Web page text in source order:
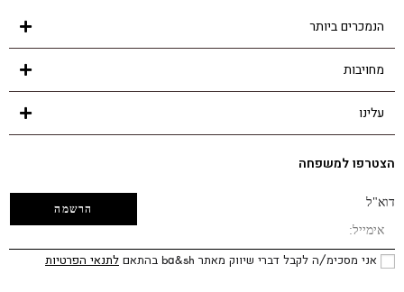
הנמכרים ביותר
מחויבות
עלינו
הצטרפו למשפחה
דוא"ל
אני מסכימ/ה לקבל דברי שיווק מאתר ba&sh בהתאם לתנאי הפרטיות